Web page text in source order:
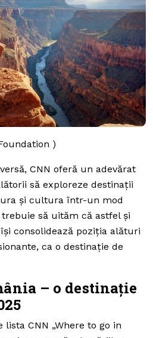
)
CNN oferă un adevărat
să exploreze destinații
și cultura într-un mod
să uităm că astfel și
consolidează poziția alături
ca o destinație de
– o destinație
CNN „Where to go in